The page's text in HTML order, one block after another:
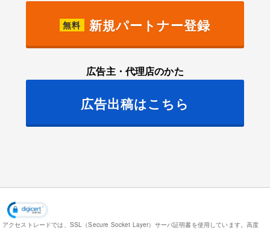
無料 新規パートナー登録
広告主・代理店のかた
広告出稿はこちら
アクセストレードでは、SSL（Secure Socket Layer）サーバ証明書を使用しています。高度